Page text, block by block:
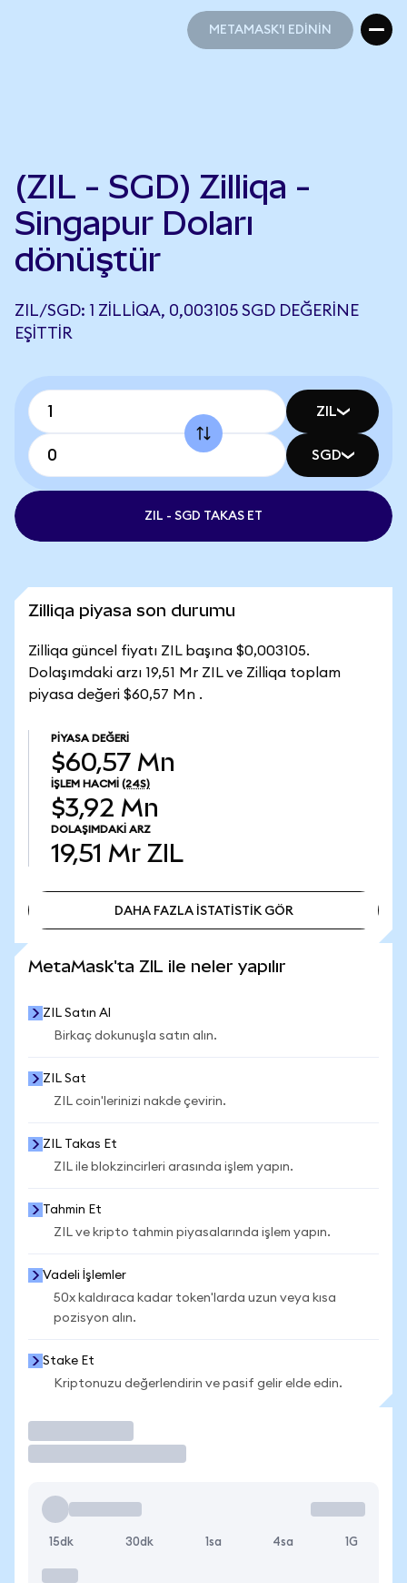
METAMASK'I EDİNİN
(ZIL - SGD) Zilliqa -
Singapur Doları
dönüştür
ZIL/SGD: 1 ZILLIQA, 0,003105 SGD DEĞERINE
EŞITTIR
ZIL
SGD
ZIL - SGD TAKAS ET
Zilliqa piyasa son durumu
Zilliqa güncel fiyatı ZIL başına $0,003105.
Dolaşımdaki arzı 19,51 Mr ZIL ve Zilliqa toplam
piyasa değeri $60,57 Mn .
PIYASA DEĞERI
$60,57 Mn
İŞLEM HACMI (24S)
$3,92 Mn
DOLAŞIMDAKI ARZ
19,51 Mr ZIL
DAHA FAZLA İSTATİSTİK GÖR
MetaMask'ta ZIL ile neler yapılır
ZIL Satın Al
Birkaç dokunuşla satın alın.
ZIL Sat
ZIL coin'lerinizi nakde çevirin.
ZIL Takas Et
ZIL ile blokzincirleri arasında işlem yapın.
Tahmin Et
ZIL ve kripto tahmin piyasalarında işlem yapın.
Vadeli İşlemler
50x kaldıraca kadar token'larda uzun veya kısa
pozisyon alın.
Stake Et
Kriptonuzu değerlendirin ve pasif gelir elde edin.
15dk 30dk 1sa 4sa 1G